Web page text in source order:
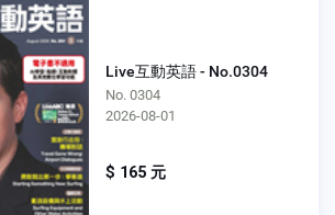
Live互動英語 - No.0304
No. 0304
2026-08-01
$ 165 元